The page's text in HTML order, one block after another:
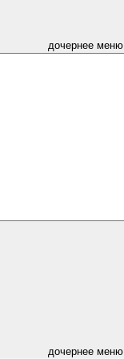
дочернее меню
дочернее меню